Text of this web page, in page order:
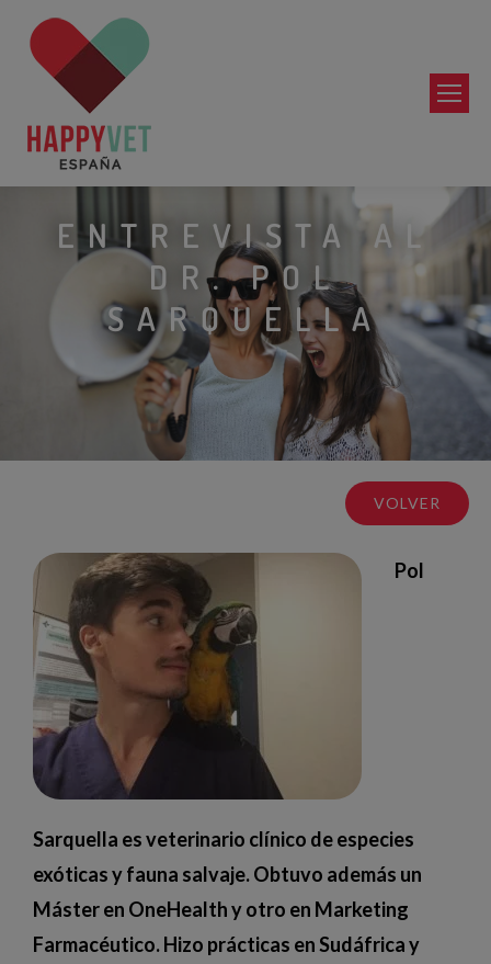
ENTREVISTA AL
DR. POL
SARQUELLA
VOLVER
Pol
Sarquella es veterinario clínico de especies
exóticas y fauna salvaje. Obtuvo además un
Máster en OneHealth y otro en Marketing
Farmacéutico. Hizo prácticas en Sudáfrica y